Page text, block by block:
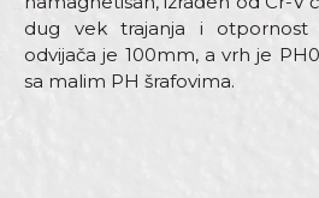
dug vek trajanja i otpornost
odvijača je 100mm, a vrh je
sa malim PH šrafovima.